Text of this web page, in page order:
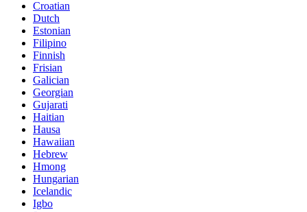
Croatian
Dutch
Estonian
Filipino
Finnish
Frisian
Galician
Georgian
Gujarati
Haitian
Hausa
Hawaiian
Hebrew
Hmong
Hungarian
Icelandic
Igbo